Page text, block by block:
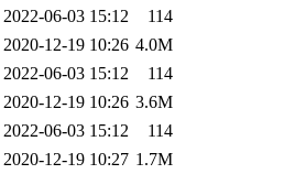
2022-06-03 15:12
114
2020-12-19 10:26 4.0M
2022-06-03 15:12
114
2020-12-19 10:26 3.6M
2022-06-03 15:12
114
2020-12-19 10:27 1.7M